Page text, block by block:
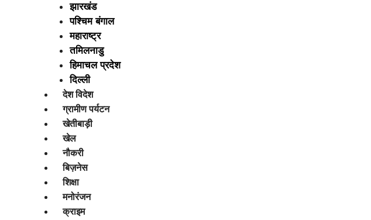
झारखंड
पश्चिम बंगाल
महाराष्ट्र
तमिलनाडु
हिमाचल प्रदेश
दिल्ली
देश विदेश
ग्रामीण पर्यटन
खेतीबाड़ी
खेल
नौकरी
बिज़नेस
शिक्षा
मनोरंजन
क्राइम